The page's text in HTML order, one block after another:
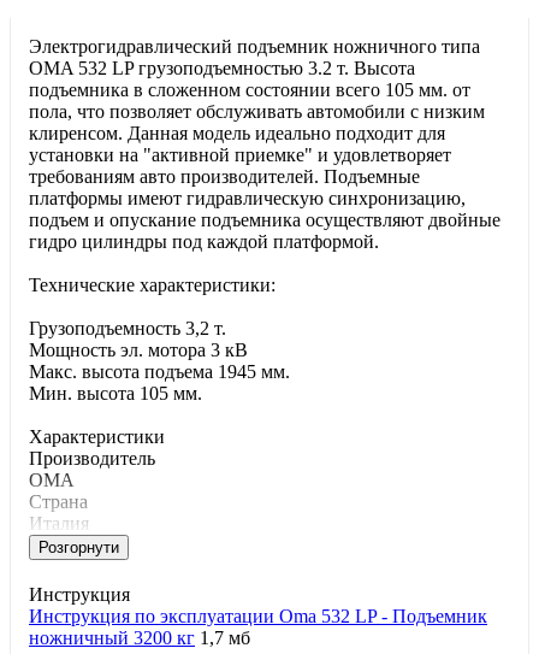
Электрогидравлический подъемник ножничного типа
OMA 532 LP грузоподъемностью 3.2 т. Высота
подъемника в сложенном состоянии всего 105 мм. от
пола, что позволяет обслуживать автомобили с низким
клиренсом. Данная модель идеально подходит для
установки на "активной приемке" и удовлетворяет
требованиям авто производителей. Подъемные
платформы имеют гидравлическую синхронизацию,
подъем и опускание подъемника осуществляют двойные
гидро цилиндры под каждой платформой.
Технические характеристики:
Грузоподъемность 3,2 т.
Мощность эл. мотора 3 кВ
Макс. высота подъема 1945 мм.
Мин. высота 105 мм.
Характеристики
Производитель
OMA
Страна
Италия
Розгорнути
Инструкция
Инструкция по эксплуатации Oma 532 LP - Подъемник
ножничный 3200 кг 1,7 мб